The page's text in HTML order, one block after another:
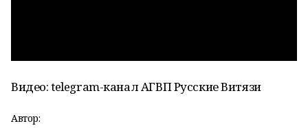
Видео: telegram-канал АГВП Русские Витязи
Автор: